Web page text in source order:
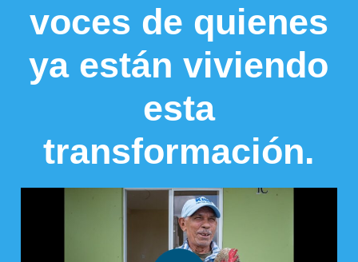
voces de quienes
ya están viviendo
esta
transformación.
Play Video
Play Video